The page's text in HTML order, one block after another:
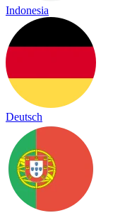
Indonesia
Deutsch